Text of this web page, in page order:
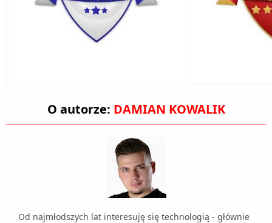
O autorze: DAMIAN KOWALIK
Od najmłodszych lat interesuję się technologią - głównie